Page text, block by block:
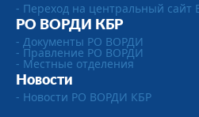
- Переход на центральный сайт
РО ВОРДИ КБР
- Документы РО ВОРДИ
- Правление РО ВОРДИ
- Местные отделения
Новости
- Новости РО ВОРДИ КБР